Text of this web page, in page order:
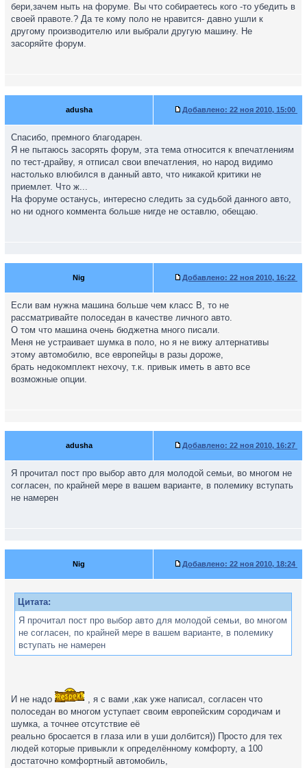
бери,зачем ныть на форуме. Вы что собираетесь кого -то убедить в
своей правоте.? Да те кому поло не нравится- давно ушли к
другому производителю или выбрали другую машину. Не
засоряйте форум.
adusha Добавлено: 22 ноя 2010, 15:00
Спасибо, премного благодарен.
Я не пытаюсь засорять форум, эта тема относится к впечатлениям
по тест-драйву, я отписал свои впечатления, но народ видимо
настолько влюбился в данный авто, что никакой критики не
приемлет. Что ж...
На форуме останусь, интересно следить за судьбой данного авто,
но ни одного коммента больше нигде не оставлю, обещаю.
Nig Добавлено: 22 ноя 2010, 16:22
Если вам нужна машина больше чем класс В, то не
рассматривайте полоседан в качестве личного авто.
О том что машина очень бюджетна много писали.
Меня не устраивает шумка в поло, но я не вижу алтернативы
этому автомобилю, все европейцы в разы дороже,
брать недокомплект нехочу, т.к. привык иметь в авто все
возможные опции.
adusha Добавлено: 22 ноя 2010, 16:27
Я прочитал пост про выбор авто для молодой семьи, во многом не
согласен, по крайней мере в вашем варианте, в полемику вступать
не намерен
Nig Добавлено: 22 ноя 2010, 18:24
Цитата:
Я прочитал пост про выбор авто для молодой семьи, во многом
не согласен, по крайней мере в вашем варианте, в полемику
вступать не намерен
И не надо
, я с вами ,как уже написал, согласен что
полоседан во многом уступает своим европейским сородичам и
шумка, а точнее отсутствие её
реально бросается в глаза или в уши долбится)) Просто для тех
людей которые привыкли к определённому комфорту, а 100
достаточно комфортный автомобиль,